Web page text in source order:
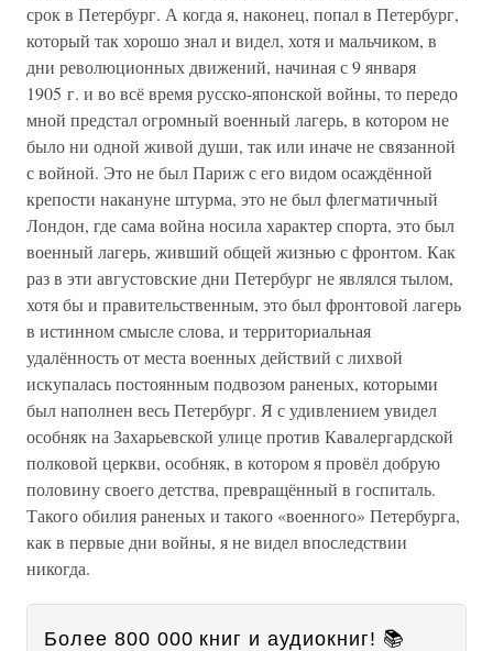
срок в Петербург. А когда я, наконец, попал в Петербург,
который так хорошо знал и видел, хотя и мальчиком, в
дни революционных движений, начиная с 9 января
1905 г. и во всё время русско-японской войны, то передо
мной предстал огромный военный лагерь, в котором не
было ни одной живой души, так или иначе не связанной
с войной. Это не был Париж с его видом осаждённой
крепости накануне штурма, это не был флегматичный
Лондон, где сама война носила характер спорта, это был
военный лагерь, живший общей жизнью с фронтом. Как
раз в эти августовские дни Петербург не являлся тылом,
хотя бы и правительственным, это был фронтовой лагерь
в истинном смысле слова, и территориальная
удалённость от места военных действий с лихвой
искупалась постоянным подвозом раненых, которыми
был наполнен весь Петербург. Я с удивлением увидел
особняк на Захарьевской улице против Кавалергардской
полковой церкви, особняк, в котором я провёл добрую
половину своего детства, превращённый в госпиталь.
Такого обилия раненых и такого «военного» Петербурга,
как в первые дни войны, я не видел впоследствии
никогда.
Более 800 000 книг и аудиокниг! 📚